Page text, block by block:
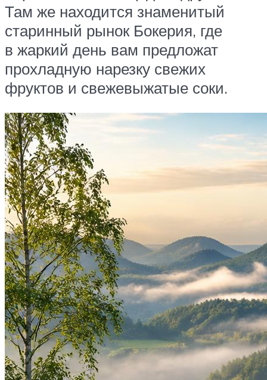
Там же находится знаменитый
старинный рынок Бокерия, где
в жаркий день вам предложат
прохладную нарезку свежих
фруктов и свежевыжатые соки.